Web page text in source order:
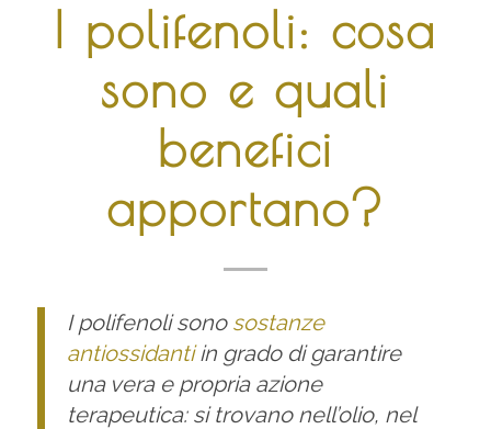
I polifenoli: cosa
sono e quali
benefici
apportano?
I polifenoli sono sostanze
antiossidantiin grado di garantire
una vera e propria azione
terapeutica: si trovano nell’olio, nel